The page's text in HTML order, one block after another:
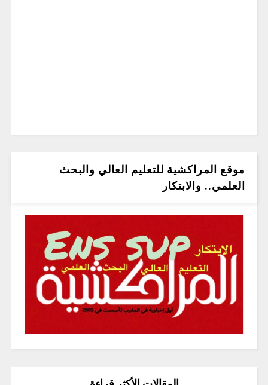
موقع المراكشية للتعليم العالي والبحث
العلمي.. والابتكار